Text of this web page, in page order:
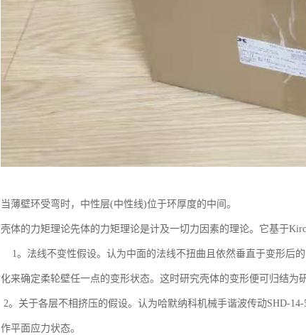
当薄壁环受弯时，中性层(中性线)位于环厚度的中间。
壳体的力矩理论先体的力矩理论是计及一切力因素的理论。它基于
1。法线不变性假设。认为中面的法线不扭曲且依然垂直于变形后
化来确定柔轮壁任一点的变形状态。这时研究壳体的变形便可归结为
2。关于各层不相挤压的假设。认为哈默纳科机械手谐波传动SHD-
作平面应力状态。